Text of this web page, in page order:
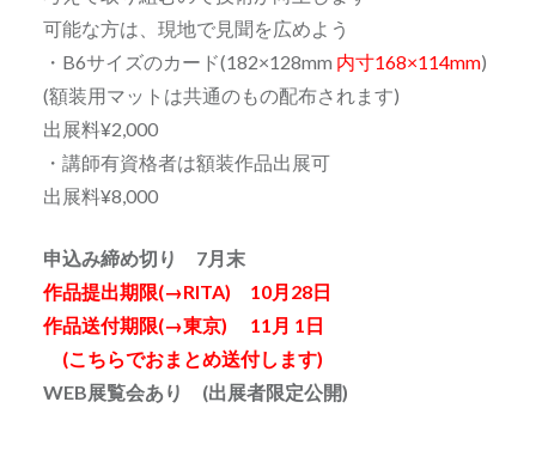
可能な方は、現地で見聞を広めよう
・B6サイズのカード(182×128mm 内寸168×114mm)
(額装用マットは共通のもの配布されます)
出展料¥2,000
・講師有資格者は額装作品出展可
出展料¥8,000
申込み締め切り 7月末
作品提出期限(→RITA) 10月28日
作品送付期限(→東京) 11月 1日
(こちらでおまとめ送付します)
WEB展覧会あり (出展者限定公開)